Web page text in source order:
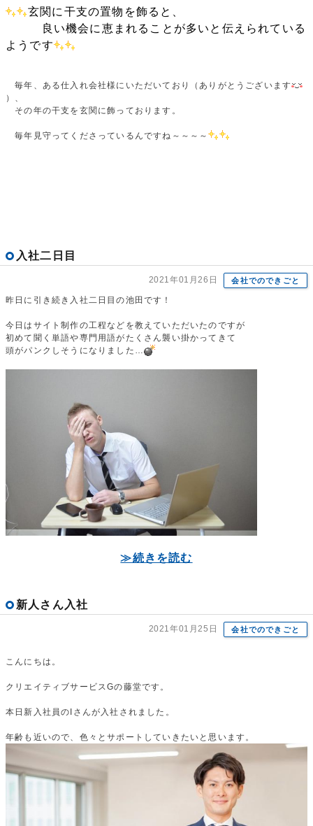
玄関に干支の置物を飾ると、
良い機会に恵まれることが多いと伝えられている
ようです
毎年、ある仕入れ会社様にいただいており（ありがとうございます
）、
その年の干支を玄関に飾っております。
毎年見守ってくださっているんですね～～～～
入社二日目
2021年01月26日 会社でのできごと
昨日に引き続き入社二日目の池田です！
今日はサイト制作の工程などを教えていただいたのですが
初めて聞く単語や専門用語がたくさん襲い掛かってきて
頭がパンクしそうになりました…
≫続きを読む
新人さん入社
2021年01月25日 会社でのできごと
こんにちは。
クリエイティブサービスGの藤堂です。
本日新入社員のIさんが入社されました。
年齢も近いので、色々とサポートしていきたいと思います。